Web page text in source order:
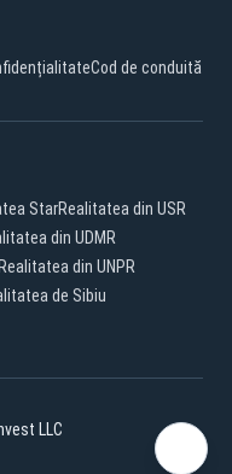
Cod de conduită
StarRealitatea din USR
din UDMR
Realitatea din UNPR
de Sibiu
LLC